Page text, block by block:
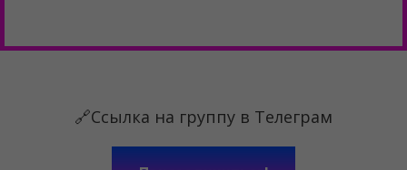
🔗Ссылка на группу в Телеграм